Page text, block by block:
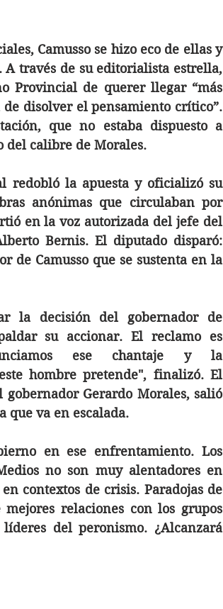
Camusso se hizo eco de ellas y
través de su editorialista estrella,
Provincial de querer llegar “más
disolver el pensamiento crítico”.
que no estaba dispuesto a
del calibre de Morales.
redobló la apuesta y oficializó su
anónimas que circulaban por
en la voz autorizada del jefe del
Bernis. El diputado disparó:
de Camusso que se sustenta en la
la decisión del gobernador de
su accionar. El reclamo es
ese chantaje y la
hombre pretende", finalizó. El
Gerardo Morales, salió
que va en escalada.
en ese enfrentamiento. Los
no son muy alentadores en
contextos de crisis. Paradojas de
relaciones con los grupos
del peronismo. ¿Alcanzará